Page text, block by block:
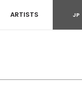
ARTISTS JP